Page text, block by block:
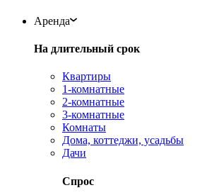
Аренда
На длительный срок
Квартиры
1-комнатные
2-комнатные
3-комнатные
Комнаты
Дома, коттеджи, усадьбы
Дачи
Спрос